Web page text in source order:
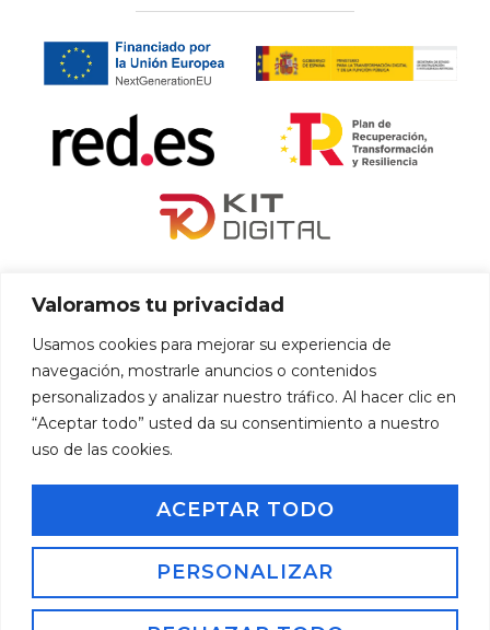
Valoramos tu privacidad
Usamos cookies para mejorar su experiencia de
navegación, mostrarle anuncios o contenidos
personalizados y analizar nuestro tráfico. Al hacer clic en
“Aceptar todo” usted da su consentimiento a nuestro
uso de las cookies.
PERSONALIZAR
ACEPTAR TODO
embargo, los puntos de vista y las opiniones expresadas son
únicamente los del autor o autores y no reflejan necesariamente
los de la Unión Europea o la Comisión Europea. Ni la Unión
Europea ni la Comisión Europea pueden ser consideradas
responsables de las mismas»
Política de PrivacidadPolítica de Cookies
Accesibilidad